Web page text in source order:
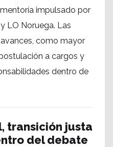
impulsado por
LO Noruega. Las
como mayor
a cargos y
dentro de
transición justa
del debate